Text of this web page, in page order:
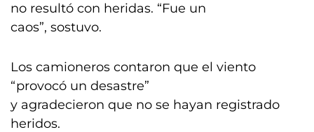
no resultó con heridas. “Fue un
caos”, sostuvo.
Los camioneros contaron que el viento
“provocó un desastre”
y agradecieron que no se hayan registrado
heridos.